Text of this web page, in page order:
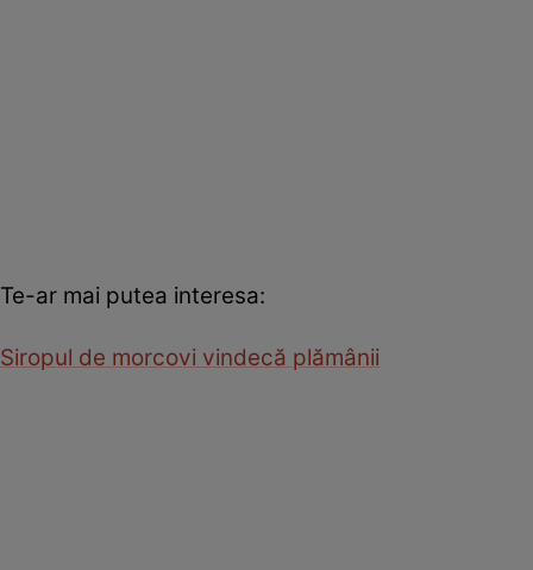
Te-ar mai putea interesa:
Siropul de morcovi vindecă plămânii